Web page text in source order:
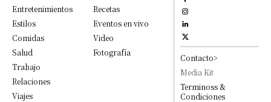
Entretenimientos
Estilos
Comidas
Salud
Trabajo
Relaciones
Viajes
Recetas
Eventos en vivo
Video
Fotografía
Contacto>
Media Kit
Terminoss &
Condiciones